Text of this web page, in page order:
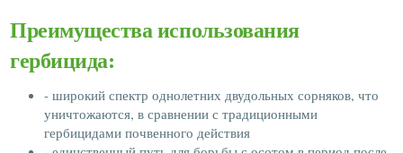
Преимущества использования
гербицида:
- широкий спектр однолетних двудольных сорняков, что
уничтожаются, в сравнении с традиционными
гербицидами почвенного действия